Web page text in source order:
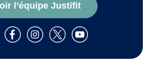
l’équipe Justifit